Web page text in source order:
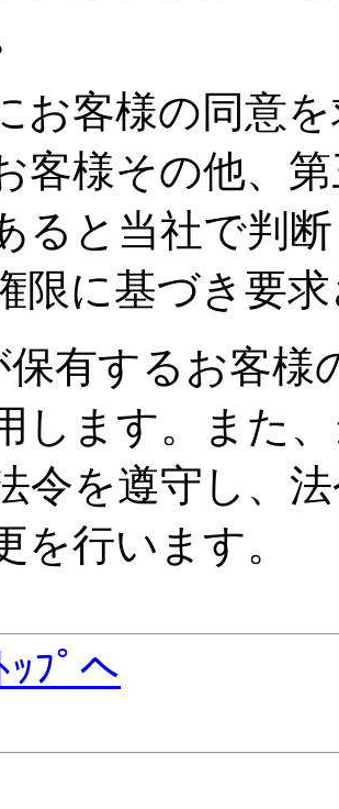
お客様の同意
客様その他、
ると当社で判
限に基づき要
保有するお客様
します。また
令を遵守し、
を行います。
ｯﾌﾟへ